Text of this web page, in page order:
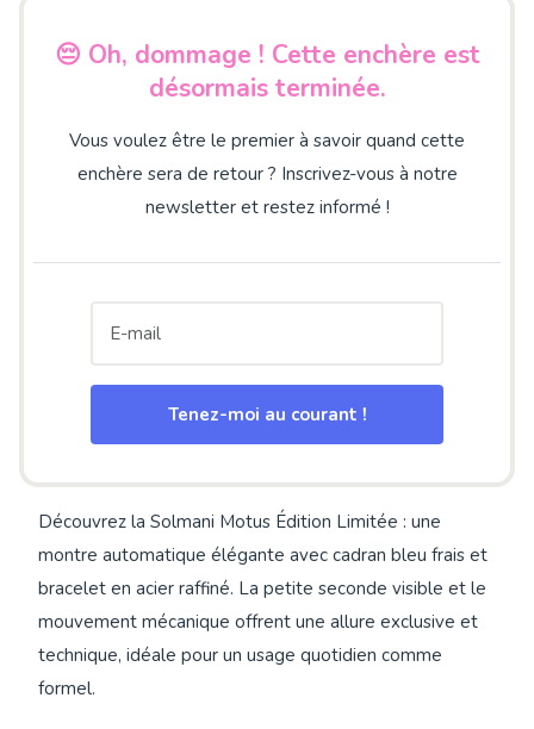
😔 Oh, dommage ! Cette enchère est
désormais terminée.
Vous voulez être le premier à savoir quand cette
enchère sera de retour ? Inscrivez-vous à notre
newsletter et restez informé !
Tenez-moi au courant !
Découvrez la Solmani Motus Édition Limitée : une
montre automatique élégante avec cadran bleu frais et
bracelet en acier raffiné. La petite seconde visible et le
mouvement mécanique offrent une allure exclusive et
technique, idéale pour un usage quotidien comme
formel.